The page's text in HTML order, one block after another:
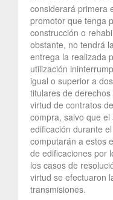
considerará primera
promotor que tenga
construcción o
obstante, no tendrá
entrega la realizada
utilización
igual o superior a
titulares de
virtud de contratos
compra, salvo que
edificación durante
computarán a estos
de edificaciones por
los casos de
virtud se efectuaron
transmisiones.